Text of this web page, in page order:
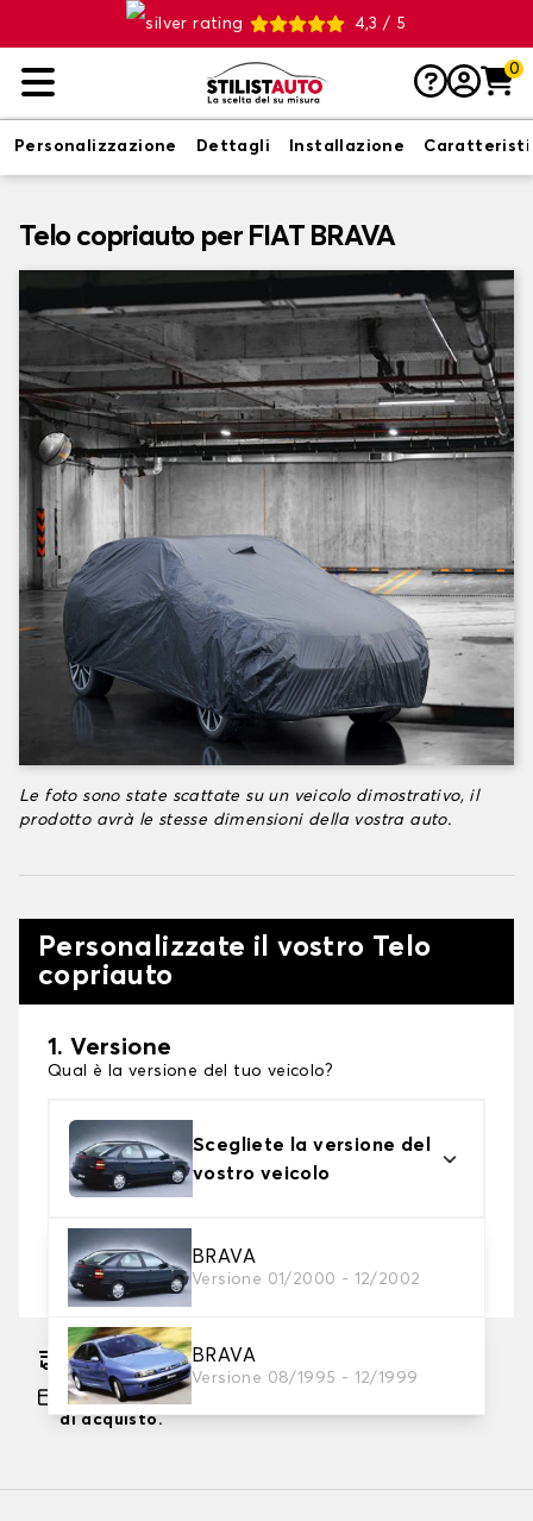
4,3 / 5
0
Personalizzazione Dettagli Installazione
Telo copriauto per FIAT BRAVA
Le foto sono state scattate su un veicolo dimostrativo, il
prodotto avrà le stesse dimensioni della vostra auto.
Personalizzate il vostro Telo
copriauto
1. Versione
Qual è la versione del tuo veicolo?
Scegliete la versione del
vostro veicolo
BRAVA
Versione 01/2000 - 12/2002
BRAVA
Versione 08/1995 - 12/1999
2. Livello di protezione
Scegli il telo protettivo adatto alle tue esigenze
Consegna gratuita stimata su 17/08/2026
Pagamento in 3x gratuito, a partire da 60 euro
di acquisto.